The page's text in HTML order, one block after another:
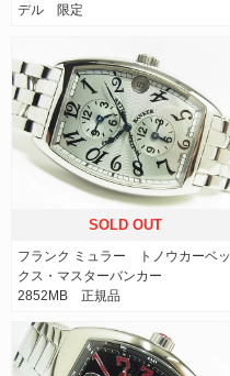
デル 限定
SOLD OUT
フランク ミュラー トノウカーベッ
クス・マスターバンカー
2852MB 正規品